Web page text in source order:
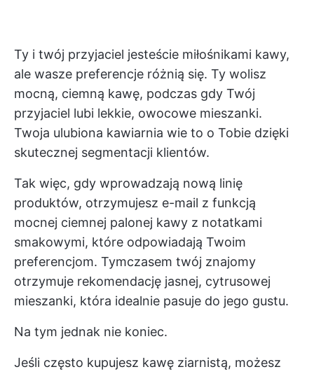
Ty i twój przyjaciel jesteście miłośnikami kawy,
ale wasze preferencje różnią się. Ty wolisz
mocną, ciemną kawę, podczas gdy Twój
przyjaciel lubi lekkie, owocowe mieszanki.
Twoja ulubiona kawiarnia wie to o Tobie dzięki
skutecznej segmentacji klientów.
Tak więc, gdy wprowadzają nową linię
produktów, otrzymujesz e-mail z funkcją
mocnej ciemnej palonej kawy z notatkami
smakowymi, które odpowiadają Twoim
preferencjom. Tymczasem twój znajomy
otrzymuje rekomendację jasnej, cytrusowej
mieszanki, która idealnie pasuje do jego gustu.
Na tym jednak nie koniec.
Jeśli często kupujesz kawę ziarnistą, możesz